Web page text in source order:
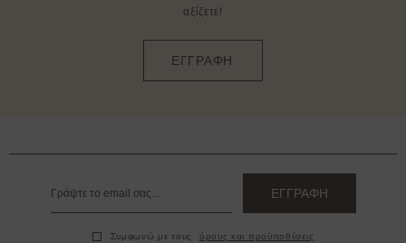
αξίζετε!
ΕΓΓΡΑΦΗ
ΕΓΓΡΑΦΗ
Συμφωνώ με τους όρους και προϋποθέσεις